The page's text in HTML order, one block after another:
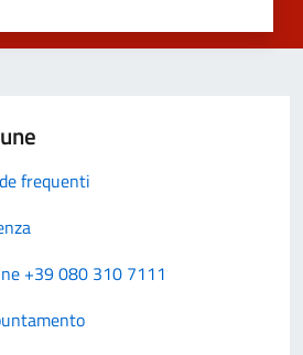
frequenti
+39 080 310 7111